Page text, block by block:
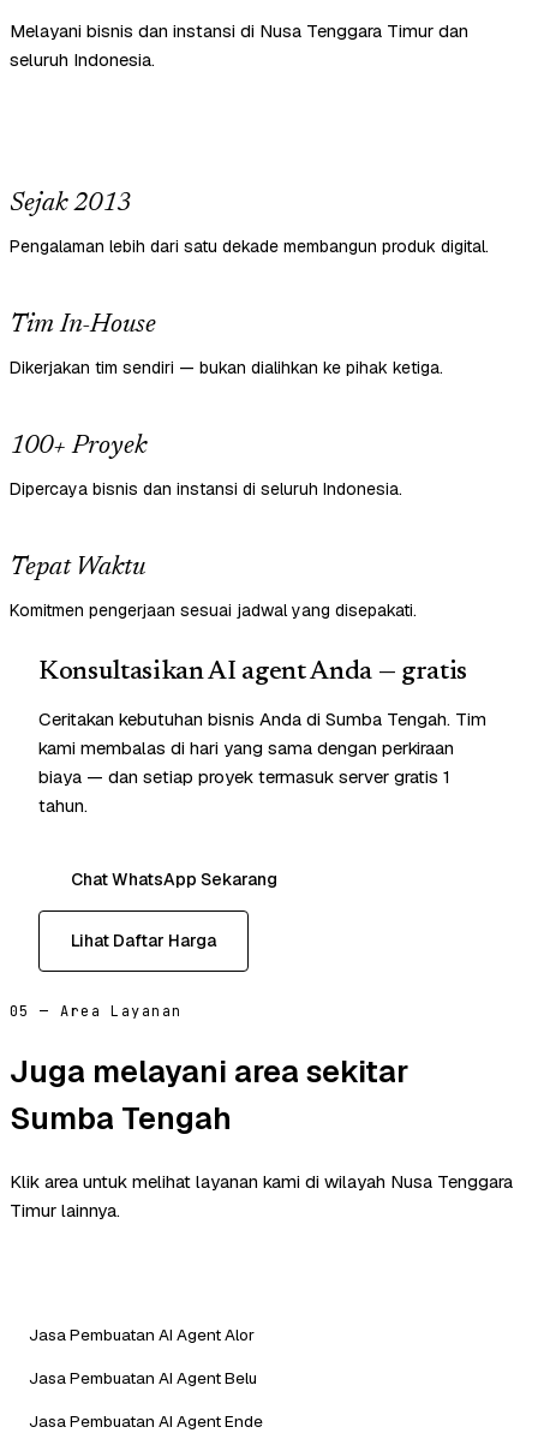
Melayani bisnis dan instansi di Nusa Tenggara Timur dan
seluruh Indonesia.
Sejak 2013
Pengalaman lebih dari satu dekade membangun produk digital.
Tim In-House
Dikerjakan tim sendiri — bukan dialihkan ke pihak ketiga.
100+ Proyek
Dipercaya bisnis dan instansi di seluruh Indonesia.
Tepat Waktu
Komitmen pengerjaan sesuai jadwal yang disepakati.
Konsultasikan AI agent Anda — gratis
Ceritakan kebutuhan bisnis Anda di Sumba Tengah. Tim
kami membalas di hari yang sama dengan perkiraan
biaya — dan setiap proyek termasuk server gratis 1
tahun.
Chat WhatsApp Sekarang
Lihat Daftar Harga
05 — Area Layanan
Juga melayani area sekitar
Sumba Tengah
Klik area untuk melihat layanan kami di wilayah Nusa Tenggara
Timur lainnya.
Jasa Pembuatan AI Agent Alor
Jasa Pembuatan AI Agent Belu
Jasa Pembuatan AI Agent Ende